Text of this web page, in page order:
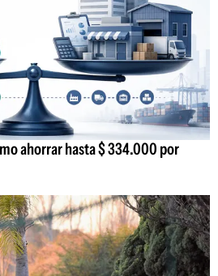
ahorrar hasta $ 334.000 por